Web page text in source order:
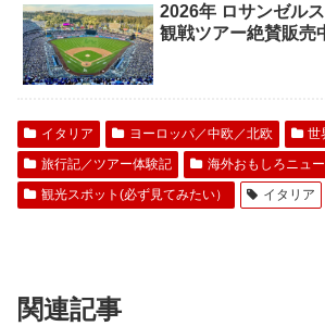
2026年 ロサンゼル
観戦ツアー絶賛販売
イタリア ヨーロッパ／中欧／北欧
世
旅行記／ツアー体験記
海外おもしろニュ
観光スポット(必ず見てみたい）
イタリア
関連記事